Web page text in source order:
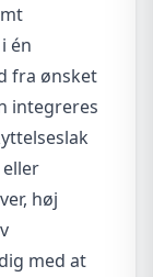
én
fra ønsket
integreres
høj
med at